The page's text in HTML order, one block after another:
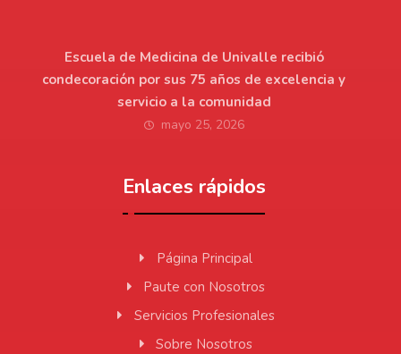
Escuela de Medicina de Univalle recibió
condecoración por sus 75 años de excelencia y
servicio a la comunidad
mayo 25, 2026
Enlaces rápidos
Página Principal
Paute con Nosotros
Servicios Profesionales
Sobre Nosotros